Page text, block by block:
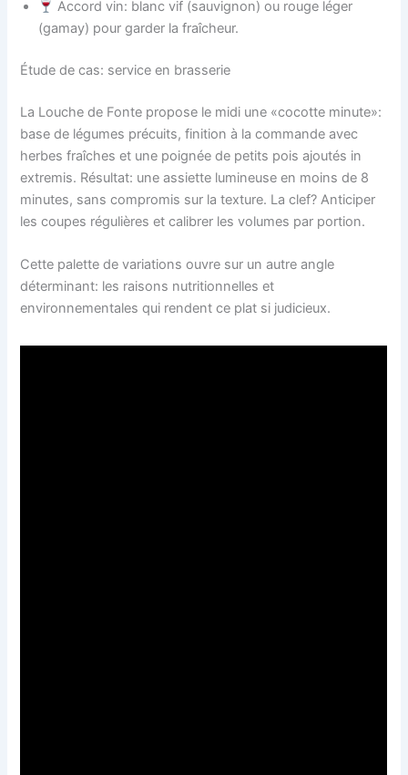
Accord vin: blanc vif (sauvignon) ou rouge léger
(gamay) pour garder la fraîcheur.
Étude de cas: service en brasserie
La Louche de Fonte propose le midi une «cocotte minute»:
base de légumes précuits, finition à la commande avec
herbes fraîches et une poignée de petits pois ajoutés in
extremis. Résultat: une assiette lumineuse en moins de 8
minutes, sans compromis sur la texture. La clef? Anticiper
les coupes régulières et calibrer les volumes par portion.
Cette palette de variations ouvre sur un autre angle
déterminant: les raisons nutritionnelles et
environnementales qui rendent ce plat si judicieux.